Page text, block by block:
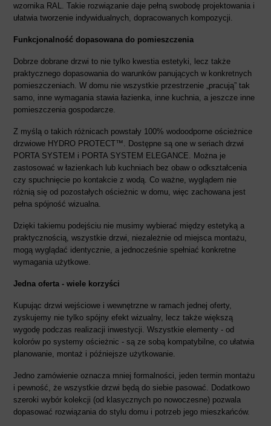
wzornika RAL. Takie rozwiązanie daje pełną swobodę projektowania i
ułatwia tworzenie indywidualnych, dopracowanych kompozycji.
Funkcjonalność dopasowana do pomieszczenia
Dobrze dobrane drzwi to nie tylko kwestia estetyki, lecz także
praktycznego dopasowania do warunków panujących w konkretnych
pomieszczeniach. W domu nie wszystkie przestrzenie „pracują” tak
samo, inne wymagania stawia łazienka, inne kuchnia, a jeszcze inne
pomieszczenia gospodarcze.
Z myślą o takich różnicach powstały 100% wodoodporne ościeżnice
drzwiowe HYDRO PROTECT™. Dostępne są one w seriach drzwi
PORTA SYSTEM i PORTA SYSTEM ELEGANCE. Można je
zastosować w łazienkach lub kuchniach bez obaw o odkształcenia
czy spuchnięcie po kontakcie z wodą. Co ważne, wyglądem nie
różnią się od pozostałych ościeżnic w domu, więc zachowana jest
pełna spójność wizualna.
Dzięki takiemu podejściu nie musimy wybierać między estetyką a
praktycznością, wszystkie drzwi, niezależnie od miejsca montażu,
mogą wyglądać identycznie, a jednocześnie spełniać konkretne
wymagania użytkowe.
Jedna oferta - wiele korzyści
Kupując drzwi wejściowe i wewnętrzne w ramach jednej oferty,
zyskujemy nie tylko spójny efekt wizualny, lecz także większą
wygodę podczas realizacji inwestycji. Wszystkie elementy - od
kolorów po systemy ościeżnic - są ze sobą kompatybilne, co ułatwia
planowanie, montaż i późniejsze użytkowanie.
Jedno zamówienie oznacza mniej formalności, jeden termin montażu
i pewność, że wszystkie drzwi będą do siebie pasować. Dodatkowo
szeroki wybór kolekcji (od klasycznych po nowoczesne) pozwala
dopasować rozwiązania do stylu domu i potrzeb jego mieszkańców.